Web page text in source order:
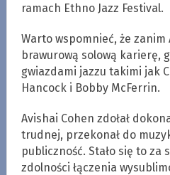
ramach Ethno Jazz Festival.
Warto wspomnieć, że zanim
brawurową solową karierę,
gwiazdami jazzu takimi jak
Hancock i Bobby McFerrin.
Avishai Cohen zdołał
trudnej, przekonał do
publiczność. Stało się to za
zdolności łączenia